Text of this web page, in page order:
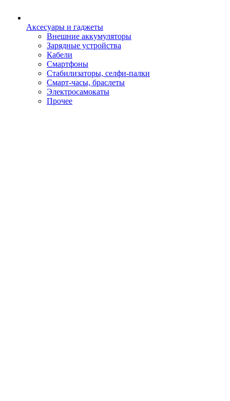
Аксесуары и гаджеты
Внешние аккумуляторы
Зарядные устройства
Кабели
Смартфоны
Стабилизаторы, селфи-палки
Смарт-часы, браслеты
Электросамокаты
Прочее